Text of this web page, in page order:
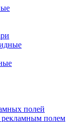
полей
полем